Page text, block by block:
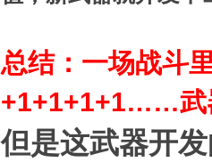
总结：一场战斗
+1+1+1+1……武
但是这武器开